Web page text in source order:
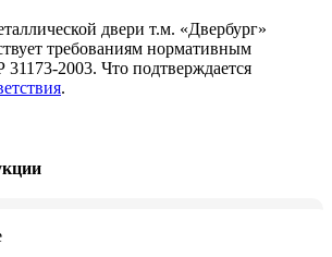
двери т.м. «Двербург»
требованиям нормативным
2003. Что подтверждается
.